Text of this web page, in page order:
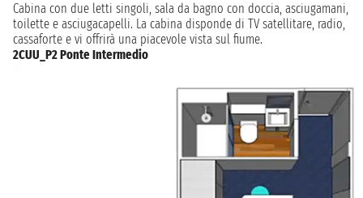
Cabina con due letti singoli, sala da bagno con doccia, asciugamani,
toilette e asciugacapelli. La cabina disponde di TV satellitare, radio,
cassaforte e vi offrirà una piacevole vista sul fiume.
2CUU_P2 Ponte Intermedio